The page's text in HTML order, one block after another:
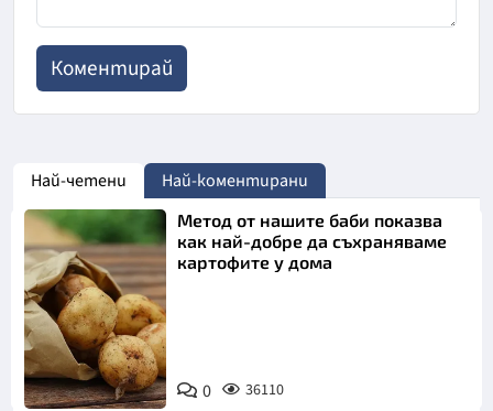
Най-четени Най-коментирани
Снимка:
Пиксабей
Метод от нашите баби показва
как най-добре да съхраняваме
картофите у дома
0 36110